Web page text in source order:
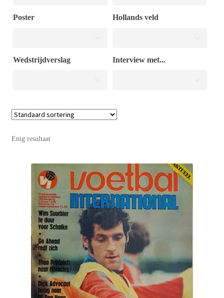
Poster Hollands veld
Wedstrijdverslag Interview met...
Enig resultaat